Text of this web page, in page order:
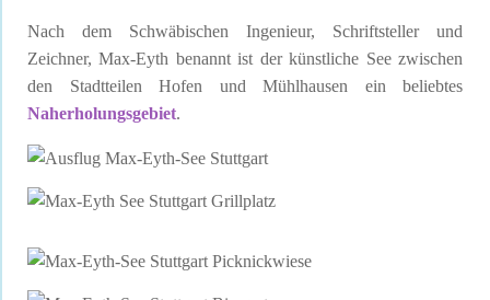
Nach dem Schwäbischen Ingenieur, Schriftsteller und
Zeichner, Max-Eyth benannt ist der künstliche See zwischen
den Stadtteilen Hofen und Mühlhausen ein beliebtes
Naherholungsgebiet.